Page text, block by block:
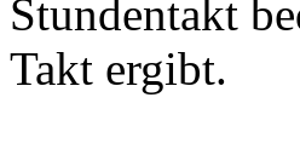
Stundentakt
Takt ergibt.